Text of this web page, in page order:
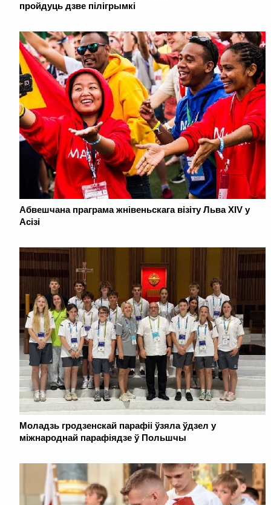
пройдуць дзве пілігрымкі
Абвешчана праграма жнівеньскага візіту Льва XIV у
Асізі
Моладзь гродзенскай парафіі ўзяла ўдзел у
міжнароднай парафіядзе ў Польшчы